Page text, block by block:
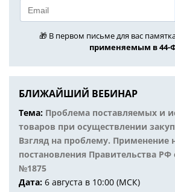
🎁 В первом письме для вас
применяемым в 44-
БЛИЖАЙШИЙ ВЕБИНАР
Тема: Проблема поставляемых и
товаров при осуществлении
Взгляд на проблему. Применение
постановления Правительства РФ
№1875
Дата: 6 августа в 10:00 (МСК)